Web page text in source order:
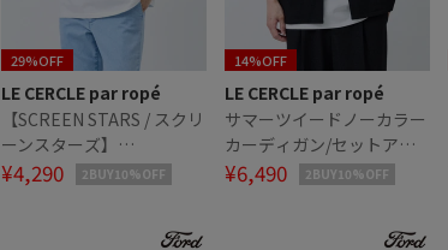
29%OFF
LE CERCLE par ropé
【SCREEN STARS / スクリ
ーンスターズ】
BoscmFriendタイポグラ
¥4,290 2BUY10%OFF
14%OFF
LE CERCLE par ropé
サマーツイードノーカラー
カーディガン/セットアッ
プ対応
¥6,490 2BUY10%OFF